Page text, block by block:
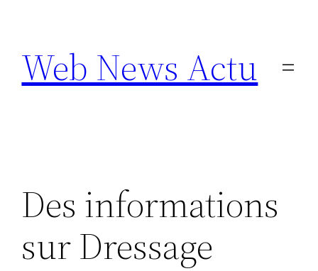
contenu
Web News Actu
Des informations
sur Dressage